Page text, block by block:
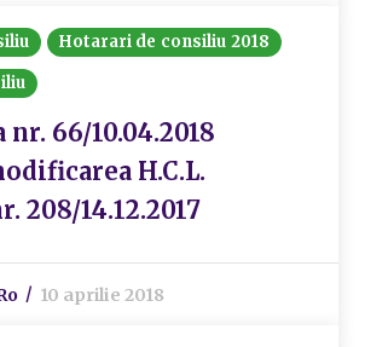
Hotarari de consiliu 2018
66/10.04.2018
H.C.L.
208/14.12.2017
10 aprilie 2018